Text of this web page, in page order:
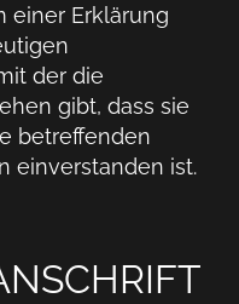
einer Erklärung
der die
gibt, dass sie
betreffenden
einverstanden ist.